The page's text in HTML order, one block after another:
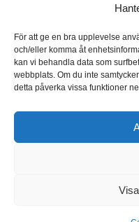
För att ge en bra upplevelse
och/eller komma åt
kan vi behandla data som
webbplats. Om du inte
detta påverka vissa funktioner
OM